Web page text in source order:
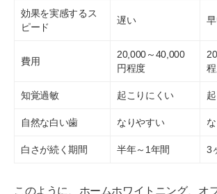
効果を実感するス
ピード
遅い
費用
20,000～40,000
円程度
知覚過敏 起こりにくい
自然な白い歯 なりやすい
白さが続く期間 半年～1年間 3
このように、ホームホワイトニング、オ